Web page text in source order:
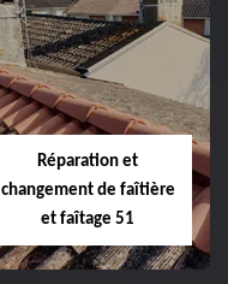
Changement de
toiture 51
Réparation et
changement de faîtière
et faîtage 51